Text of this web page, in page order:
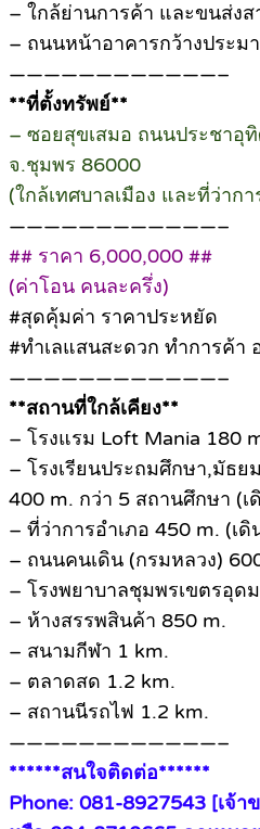
– ใกล้ย่านการค้า และขนส่ง
– ถนนหน้าอาคารกว้างประม
————————————–
**ที่ตั้งทรัพย์**
– ซอยสุขเสมอ ถนนประชาอุทิ
จ.ชุมพร 86000
(ใกล้เทศบาลเมือง และที่ว่าก
————————————–
## ราคา 6,000,000 ##
(ค่าโอน คนละครึ่ง)
#สุดคุ้มค่า ราคาประหยัด
#ทำเลแสนสะดวก ทำการค้า
————————————–
**สถานที่ใกล้เคียง**
– โรงแรม Loft Mania 180
– โรงเรียนประถมศึกษา,มัธ
400 m. กว่า 5 สถานศึกษา (เ
– ที่ว่าการอำเภอ 450 m. (เ
– ถนนคนเดิน (กรมหลวง)
– โรงพยาบาลชุมพรเขตรอุด
– ห้างสรรพสินค้า 850 m.
– สนามกีฬา 1 km.
– ตลาดสด 1.2 km.
– สถานนีรถไฟ 1.2 km.
————————————–
******สนใจติดต่อ******
Phone: 081-8927543 [เจ้